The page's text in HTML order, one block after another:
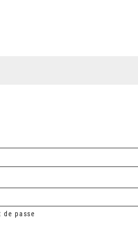
de passe